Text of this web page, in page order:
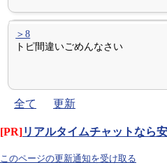
＞8
トピ間違いごめんなさい
全て 更新
[PR]リアルタイムチャットなら
このページの更新通知を受け取る